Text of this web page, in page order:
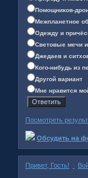
Помощников-
Межпланетное
Одежду и
Световые мечи
Джедаев и
Кого-нибудь из
Другой вариант
Мне нравится
Посмотреть
Обсудить на
Привет, Гость!